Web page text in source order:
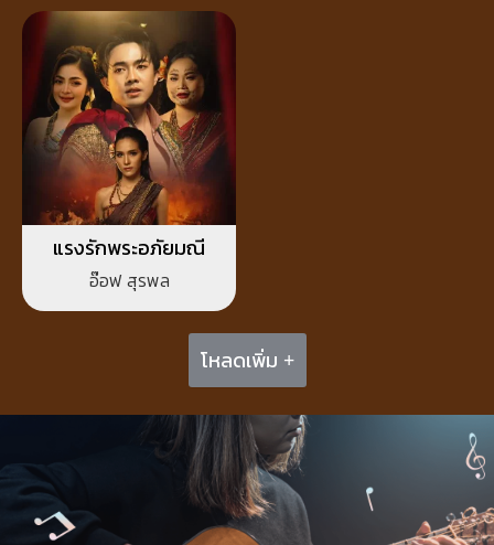
แรงรักพระอภัยมณี
อ๊อฟ สุรพล
โหลดเพิ่ม +